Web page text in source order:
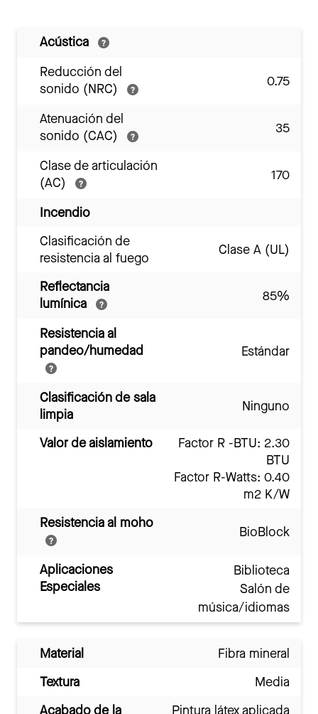
Acústica
Reducción del
sonido (NRC)
0.75
Atenuación del
sonido (CAC)
35
Clase de articulación
(AC)
170
Incendio
Clasificación de
resistencia al fuego
Clase A (UL)
Reflectancia
lumínica
85%
Resistencia al
pandeo/humedad
Estándar
Clasificación de sala
limpia
Ninguno
Valor de aislamiento
Factor R -BTU: 2.30
BTU
Factor R-Watts: 0.40
m2 K/W
Resistencia al moho
BioBlock
Aplicaciones
Especiales
Biblioteca
Salón de
música/idiomas
Material
Fibra mineral
Textura
Media